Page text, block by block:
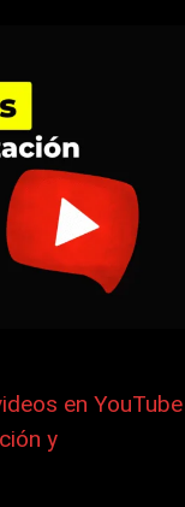
en YouTube
y